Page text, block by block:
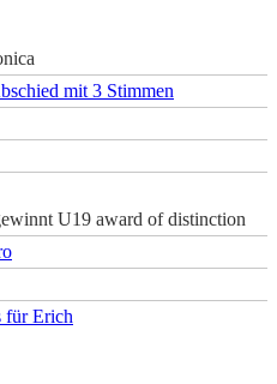
mit 3 Stimmen
U19 award of distinction
für Erich